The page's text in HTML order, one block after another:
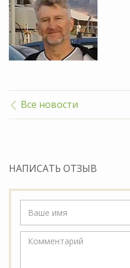
Все новости
НАПИСАТЬ ОТЗЫВ